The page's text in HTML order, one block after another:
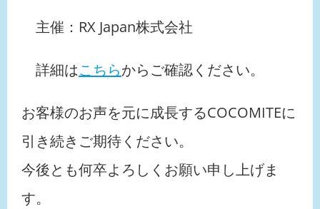
主催：RX Japan株式会社
詳細はこちらからご確認ください。
お客様のお声を元に成長するCOCOMITEに
引き続きご期待ください。
今後とも何卒よろしくお願い申し上げま
す。